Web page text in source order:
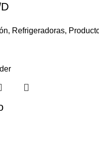
, Refrigeradoras,